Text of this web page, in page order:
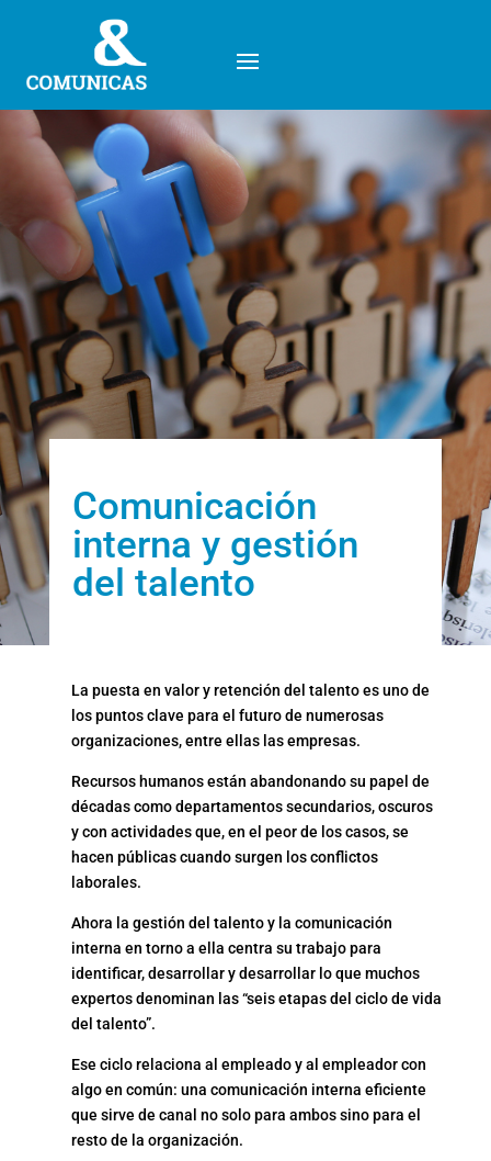
Comunicación
interna y gestión
del talento
La puesta en valor y retención del talento es uno de
los puntos clave para el futuro de numerosas
organizaciones, entre ellas las empresas.
Recursos humanos están abandonando su papel de
décadas como departamentos secundarios, oscuros
y con actividades que, en el peor de los casos, se
hacen públicas cuando surgen los conflictos
laborales.
Ahora la gestión del talento y la comunicación
interna en torno a ella centra su trabajo para
identificar, desarrollar y desarrollar lo que muchos
expertos denominan las “seis etapas del ciclo de vida
del talento”.
Ese ciclo relaciona al empleado y al empleador con
algo en común: una comunicación interna eficiente
que sirve de canal no solo para ambos sino para el
resto de la organización.